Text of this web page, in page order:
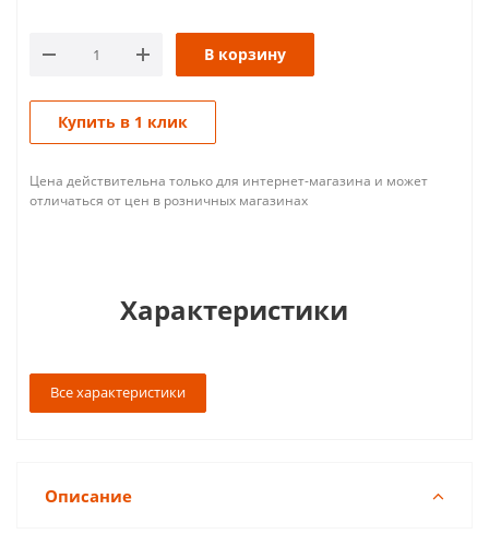
В корзину
Купить в 1 клик
Цена действительна только для интернет-магазина и может
отличаться от цен в розничных магазинах
Характеристики
Все характеристики
Описание